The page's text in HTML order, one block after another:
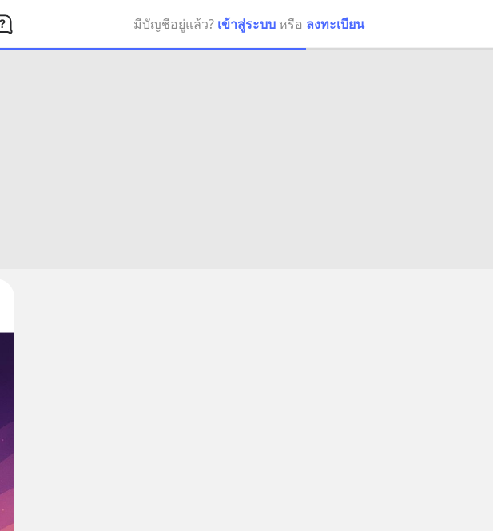
มีบัญชีอยู่แล้ว? เข้าสู่ระบบ หรือ ลงทะเบียน